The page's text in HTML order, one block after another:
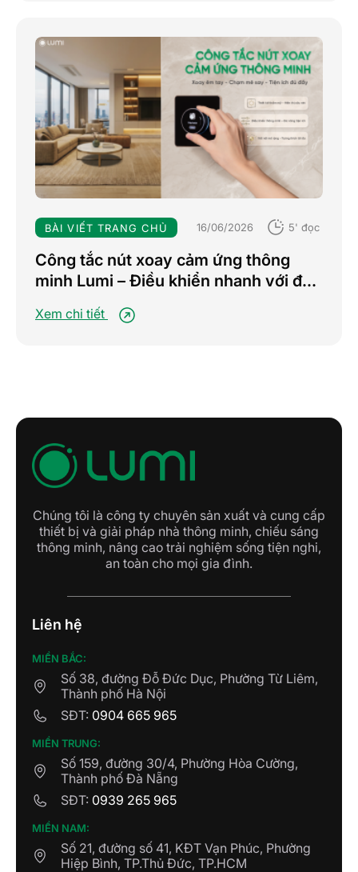
BÀI VIẾT TRANG CHỦ 16/06/2026 5' đọc
Công tắc nút xoay cảm ứng thông
minh Lumi – Điều khiển nhanh với đa
tiện nghi
Xem chi tiết
Chúng tôi là công ty chuyên sản xuất và cung cấp
thiết bị và giải pháp nhà thông minh, chiếu sáng
thông minh, nâng cao trải nghiệm sống tiện nghi,
an toàn cho mọi gia đình.
Liên hệ
MIỀN BẮC:
Số 38, đường Đỗ Đức Dục, Phường Từ Liêm,
Thành phố Hà Nội
SĐT: 0904 665 965
MIỀN TRUNG:
Số 159, đường 30/4, Phường Hòa Cường,
Thành phố Đà Nẵng
SĐT: 0939 265 965
MIỀN NAM:
Số 21, đường số 41, KĐT Vạn Phúc, Phường
Hiệp Bình, TP.Thủ Đức, TP.HCM